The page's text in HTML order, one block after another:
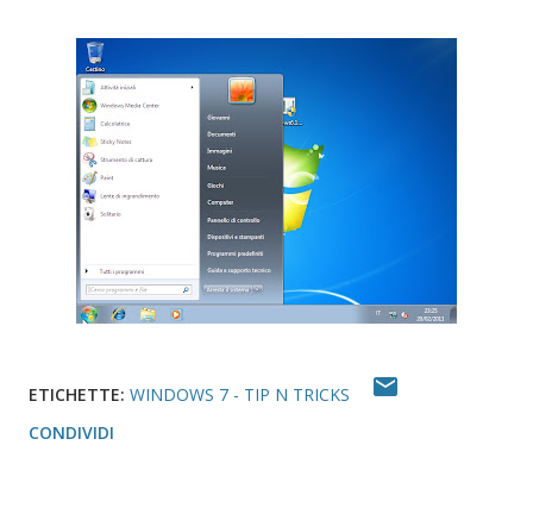
ETICHETTE: WINDOWS 7 - TIP N TRICKS
CONDIVIDI